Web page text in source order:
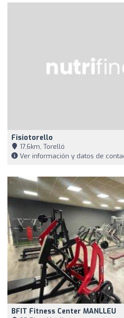
Fisiotorello
17,6km, Torelló
Ver información y datos de
BFIT Fitness Center MANLLEU